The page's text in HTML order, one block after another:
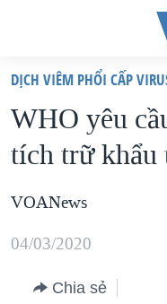
truy
cập
Tới
dung
chính
VIỆT NAM
HOA KỲ
BIỂN ĐÔNG
DIỄN ĐÀN
DỊCH VIÊM PHỔI CẤP
WHO yêu
tích trữ khẩu
VOANews
04/03/2020
Chia sẻ